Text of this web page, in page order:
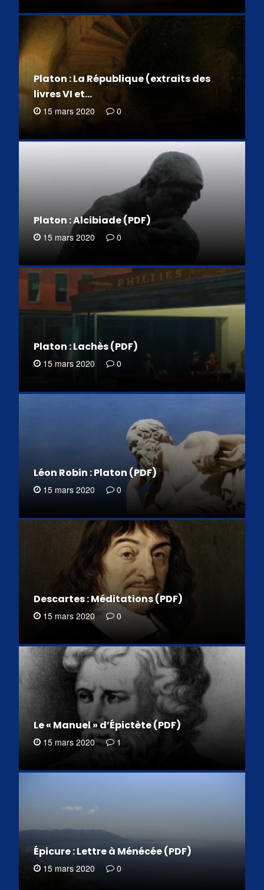
Platon : La République (extraits des
livres VI et…
15 mars 2020 0
Platon : Alcibiade (PDF)
15 mars 2020 0
Platon : Lachès (PDF)
15 mars 2020 0
Léon Robin : Platon (PDF)
15 mars 2020 0
Descartes : Méditations (PDF)
15 mars 2020 0
Le « Manuel » d’Épictète (PDF)
15 mars 2020 1
Épicure : Lettre à Ménécée (PDF)
15 mars 2020 0